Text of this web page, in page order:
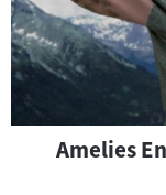
Visuelle
InhalteAmelies